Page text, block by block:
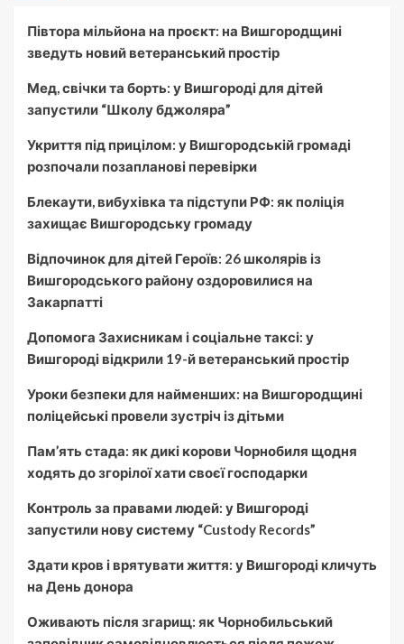
Півтора мільйона на проєкт: на Вишгородщині
зведуть новий ветеранський простір
Мед, свічки та борть: у Вишгороді для дітей
запустили “Школу бджоляра”
Укриття під прицілом: у Вишгородській громаді
розпочали позапланові перевірки
Блекаути, вибухівка та підступи РФ: як поліція
захищає Вишгородську громаду
Відпочинок для дітей Героїв: 26 школярів із
Вишгородського району оздоровилися на
Закарпатті
Допомога Захисникам і соціальне таксі: у
Вишгороді відкрили 19-й ветеранський простір
Уроки безпеки для найменших: на Вишгородщині
поліцейські провели зустріч із дітьми
Пам’ять стада: як дикі корови Чорнобиля щодня
ходять до згорілої хати своєї господарки
Контроль за правами людей: у Вишгороді
запустили нову систему “Custody Records”
Здати кров і врятувати життя: у Вишгороді кличуть
на День донора
Оживають після згарищ: як Чорнобильський